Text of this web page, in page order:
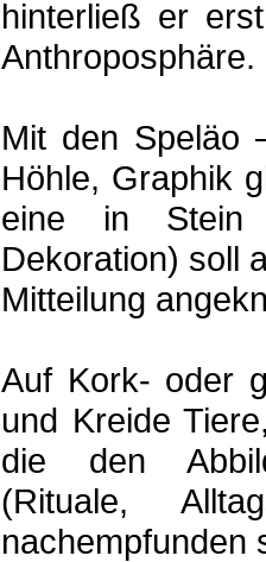
hinterließ er
Anthroposphäre.
Mit den Speläo
Höhle, Graphik
eine in Stein
Dekoration) soll
Mitteilung
Auf Kork- oder
und Kreide
die den
(Rituale,
nachempfunden